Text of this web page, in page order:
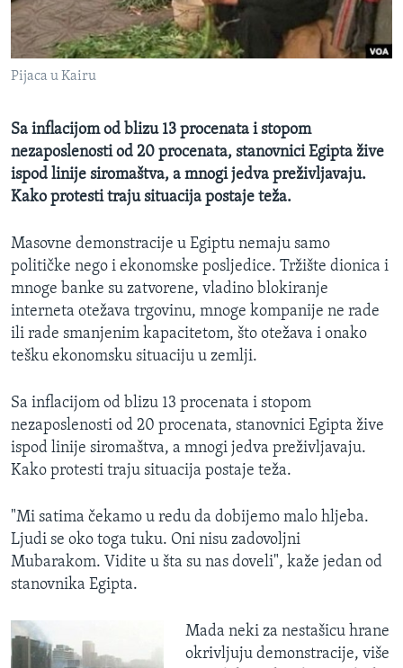
MAGAZIN
O GLASU AMERIKE
PRATITE NAS
Pijaca u Kairu
Sa inflacijom od blizu 13 procenata i stopom
nezaposlenosti od 20 procenata, stanovnici Egipta žive
ispod linije siromaštva, a mnogi jedva preživljavaju.
Kako protesti traju situacija postaje teža.
Masovne demonstracije u Egiptu nemaju samo
političke nego i ekonomske posljedice. Tržište dionica i
mnoge banke su zatvorene, vladino blokiranje
interneta otežava trgovinu, mnoge kompanije ne rade
ili rade smanjenim kapacitetom, što otežava i onako
tešku ekonomsku situaciju u zemlji.
Sa inflacijom od blizu 13 procenata i stopom
nezaposlenosti od 20 procenata, stanovnici Egipta žive
ispod linije siromaštva, a mnogi jedva preživljavaju.
Kako protesti traju situacija postaje teža.
"Mi satima čekamo u redu da dobijemo malo hljeba.
Ljudi se oko toga tuku. Oni nisu zadovoljni
Mubarakom. Vidite u šta su nas doveli", kaže jedan od
stanovnika Egipta.
Mada neki za nestašicu hrane
okrivljuju demonstracije, više